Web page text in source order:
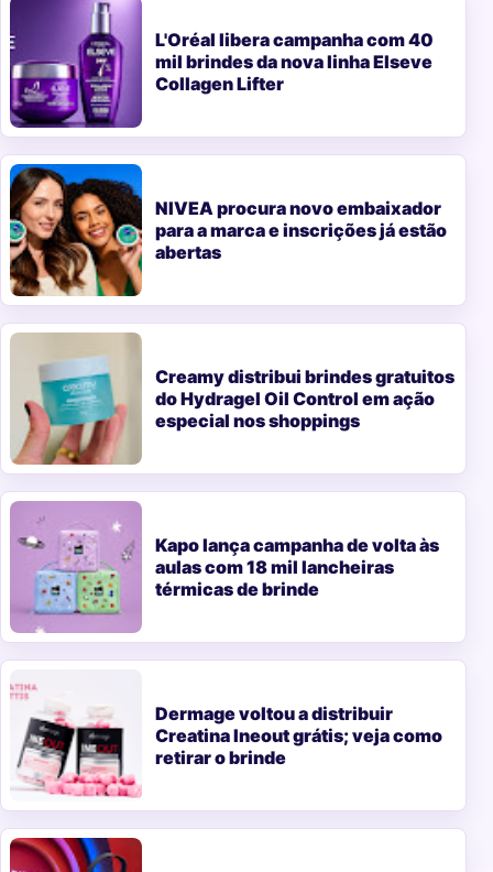
L'Oréal libera campanha com 40
mil brindes da nova linha Elseve
Collagen Lifter
NIVEA procura novo embaixador
para a marca e inscrições já estão
abertas
Creamy distribui brindes gratuitos
do Hydragel Oil Control em ação
especial nos shoppings
Kapo lança campanha de volta às
aulas com 18 mil lancheiras
térmicas de brinde
Dermage voltou a distribuir
Creatina Ineout grátis; veja como
retirar o brinde